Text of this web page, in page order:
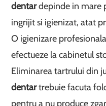
dentardepinde in mare
ingrijit si igienizat, atat
O igienizare
efectueze la cabinetul
Eliminarea tartrului din
dentartrebuie facuta
pentru a nu produce